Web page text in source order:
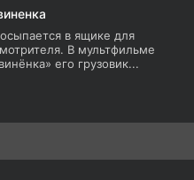
в ящике для
В мультфильме
его грузовик...